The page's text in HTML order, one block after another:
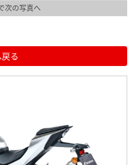
次の写真へ
る